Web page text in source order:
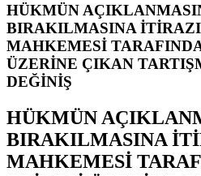
HÜKMÜN
BIRAKILMASINA
MAHKEMESİ
ÜZERİNE ÇIKAN
DEĞİNİŞ
HÜKMÜN
BIRAKILMASINA
MAHKEMESİ